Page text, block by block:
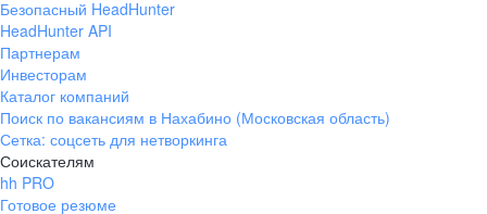
Безопасный HeadHunter
HeadHunter API
Партнерам
Инвесторам
Каталог компаний
Поиск по вакансиям в Нахабино (Московская область)
Сетка: соцсеть для нетворкинга
Соискателям
hh PRO
Готовое резюме